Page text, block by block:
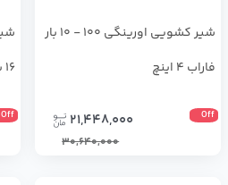
شیر کشویی اورینگی 100 - 10 بار
فاراب 4 اینچ
Off
21,448,000
30,640,000
16 بار (12 سوراخ) فاراب 8 اینچ
Off